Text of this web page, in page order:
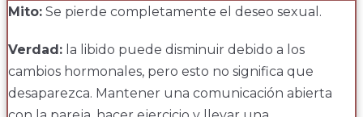
Mito: Se pierde completamente el deseo sexual.
Verdad: la libido puede disminuir debido a los
cambios hormonales, pero esto no significa que
desaparezca. Mantener una comunicación abierta